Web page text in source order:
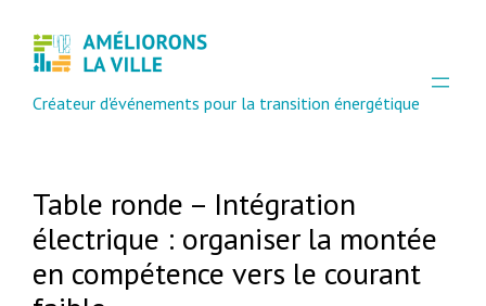
Créateur d'événements pour la transition énergétique
Table ronde – Intégration
électrique : organiser la montée
en compétence vers le courant